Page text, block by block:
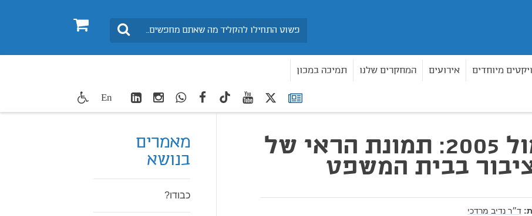
0 חיפוש
מיוחדים אירועים המחקרים שלנו תמיכה במכון
רשימת
תפוצה
twitter
youtube
TikTok
facebook
WhatsApp
Instagram
LinkedIn
En
2020 מול 2005: תמונת הראי של
בבית המשפט
ד״ר נדיב מרדכי
מאמרים
בנושא
כבודו?